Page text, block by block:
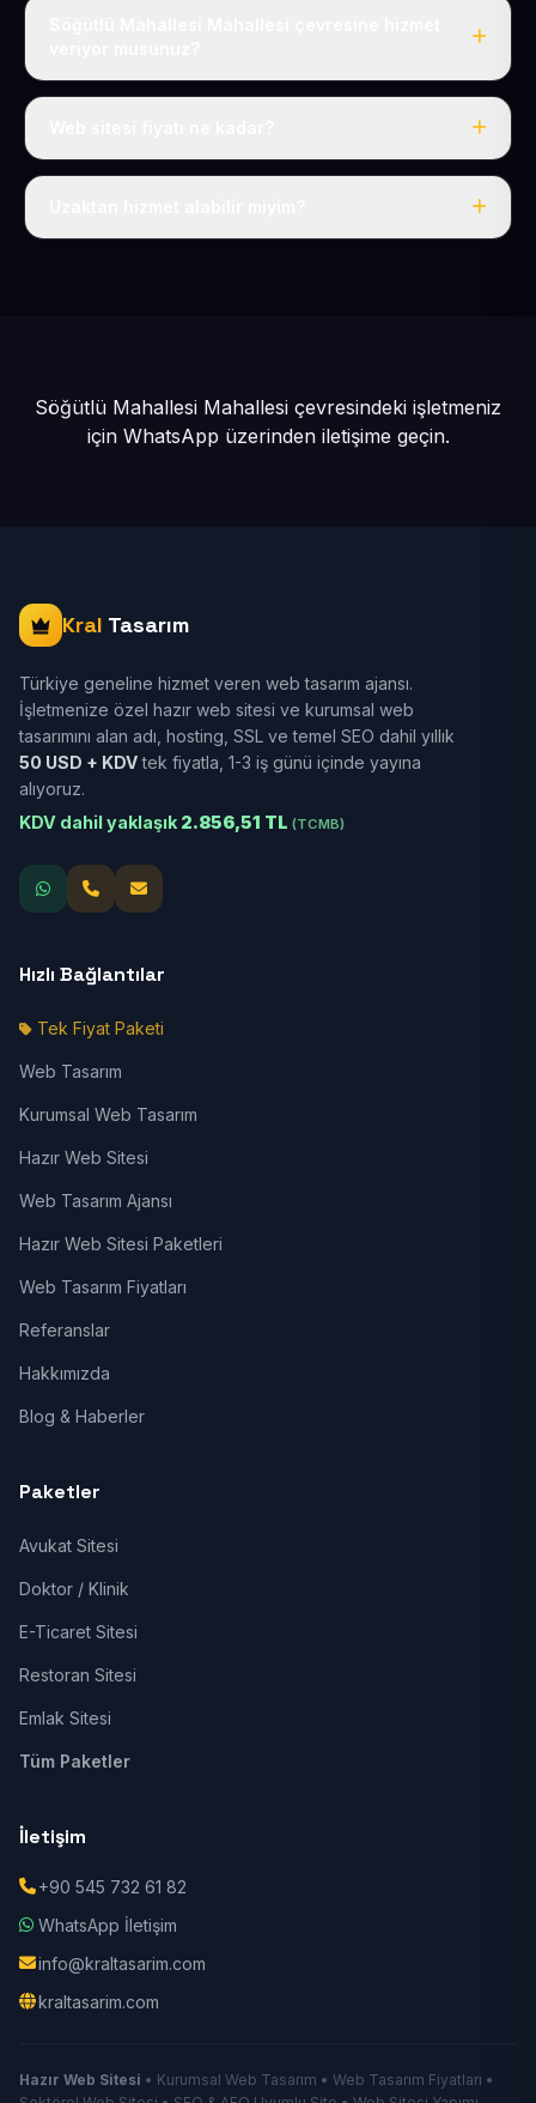
Evet, Söğütlü Mahallesi dahil tüm Pınarbaşı ve Pınarbaşı
Tek fiyat: yılda 50 USD + KDV, her şey dahil.
Söğütlü Mahallesi Mahallesi çevresindeki işletmeniz
için WhatsApp üzerinden iletişime geçin.
Kral Tasarım
Türkiye geneline hizmet veren web tasarım ajansı.
İşletmenize özel hazır web sitesi ve kurumsal web
tasarımını alan adı, hosting, SSL ve temel SEO dahil yıllık
50 USD + KDVtek fiyatla, 1-3 iş günü içinde yayına
alıyoruz.
KDV dahil yaklaşık 2.856,51 TL (TCMB)
Hızlı Bağlantılar
Tek Fiyat Paketi
Web Tasarım
Kurumsal Web Tasarım
Hazır Web Sitesi
Web Tasarım Ajansı
Hazır Web Sitesi Paketleri
Web Tasarım Fiyatları
Referanslar
Hakkımızda
Blog & Haberler
Paketler
Avukat Sitesi
Doktor / Klinik
E-Ticaret Sitesi
Restoran Sitesi
Emlak Sitesi
Tüm Paketler
İletişim
+90 545 732 61 82
WhatsApp İletişim
info@kraltasarim.com
kraltasarim.com
Hazır Web Sitesi • Kurumsal Web Tasarım • Web Tasarım Fiyatları •